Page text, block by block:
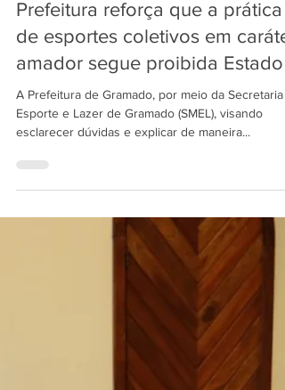
29 de abr. de 2021
1 min de leitura
Prefeitura reforça que a prática
de esportes coletivos em
amador segue proibida Estado
A Prefeitura de Gramado, por meio da Secretaria
esclarecer dúvidas e explicar de maneira...